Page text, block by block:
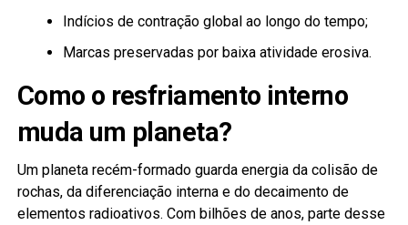
Indícios de contração global ao longo do tempo;
Marcas preservadas por baixa atividade erosiva.
Como o resfriamento interno
muda um planeta?
Um planeta recém-formado guarda energia da colisão de
rochas, da diferenciação interna e do decaimento de
elementos radioativos. Com bilhões de anos, parte desse